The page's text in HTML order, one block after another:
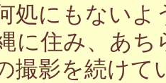
処にもない
に住み、あ
撮影を続け